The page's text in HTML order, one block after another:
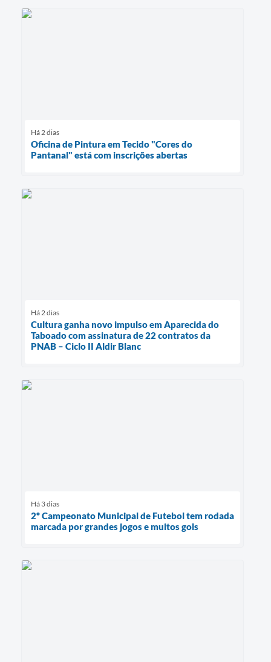
Há 2 dias
Oficina de Pintura em Tecido "Cores do
Pantanal" está com inscrições abertas
Há 2 dias
Cultura ganha novo impulso em Aparecida do
Taboado com assinatura de 22 contratos da
PNAB – Ciclo II Aldir Blanc
Há 3 dias
2º Campeonato Municipal de Futebol tem rodada
marcada por grandes jogos e muitos gols